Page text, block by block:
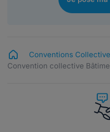
Conventions
Convention collective